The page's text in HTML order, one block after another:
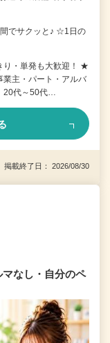
でサクッと♪ ☆1日の
り・単発も大歓迎！ ★
業主・パート・アルバ
20代～50代…
載終了日： 2026/08/30
なし・自分のペ